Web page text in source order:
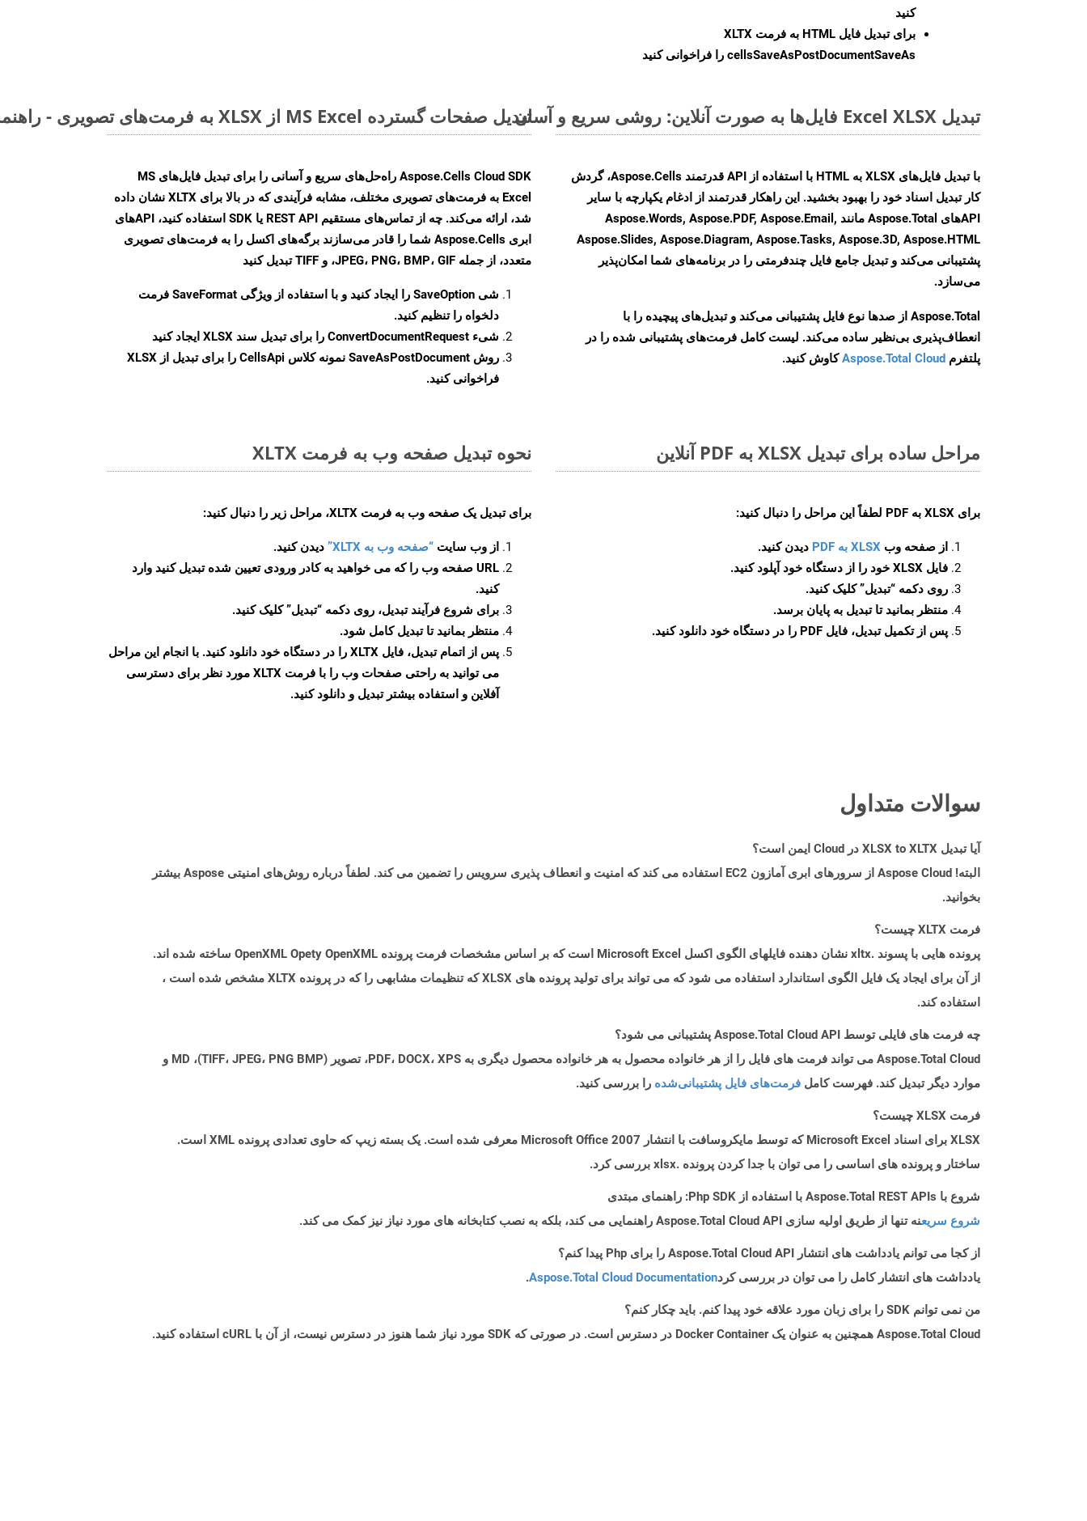
کنید
برای تبدیل فایل HTML به فرمت
XLTX
cellsSaveAsPostDocumentSaveAs را فراخوانی کنید
تبدیل Excel XLSX فایل‌ها به صورت آنلاین: روشی سریع و آسان
با تبدیل فایل‌های XLSX به HTML با استفاده از API قدرتمند Aspose.Cells، گردش
کار تبدیل اسناد خود را بهبود بخشید. این راهکار قدرتمند از ادغام یکپارچه با سایر
APIهای Aspose.Total مانند Aspose.Words, Aspose.PDF, Aspose.Email,
Aspose.Slides, Aspose.Diagram, Aspose.Tasks, Aspose.3D, Aspose.HTML
پشتیبانی می‌کند و تبدیل جامع فایل چندفرمتی را در برنامه‌های شما امکان‌پذیر
می‌سازد.
Aspose.Total از صدها نوع فایل پشتیبانی می‌کند و تبدیل‌های پیچیده را با
انعطاف‌پذیری بی‌نظیر ساده می‌کند. لیست کامل فرمت‌های پشتیبانی شده را در
پلتفرم Aspose.Total Cloudکاوش کنید.
تبدیل صفحات گسترده MS Excel از XLSX به فرمت‌های تصویری - راهنمای گام به گام
Aspose.Cells Cloud SDK راه‌حل‌های سریع و آسانی را برای تبدیل فایل‌های MS
Excel به فرمت‌های تصویری مختلف، مشابه فرآیندی که در بالا برای XLTX نشان داده
شد، ارائه می‌کند. چه از تماس‌های مستقیم REST API یا SDK استفاده کنید، APIهای
ابری Aspose.Cells شما را قادر می‌سازند برگه‌های اکسل را به فرمت‌های تصویری
متعدد، از جمله JPEG، PNG، BMP، GIF، و TIFF تبدیل کنید
شی SaveOption را ایجاد کنید و با استفاده از ویژگی SaveFormat فرمت
دلخواه را تنظیم کنید.
شیء ConvertDocumentRequest را برای تبدیل سند XLSX ایجاد کنید
روش SaveAsPostDocument
نمونه کلاس CellsApi را برای تبدیل از XLSX
فراخوانی کنید.
مراحل ساده برای تبدیل XLSX به PDF آنلاین
برای XLSX به PDF لطفاً این مراحل را دنبال کنید:
از صفحه وب XLSX به PDF
دیدن کنید.
فایل XLSX خود را از دستگاه خود آپلود کنید.
روی دکمه “تبدیل”کلیک کنید.
منتظر بمانید تا تبدیل به پایان برسد.
پس از تکمیل تبدیل، فایل PDF را در دستگاه خود دانلود کنید.
نحوه تبدیل صفحه وب به فرمت XLTX
برای تبدیل یک صفحه وب به فرمت XLTX، مراحل زیر را دنبال کنید:
از وب سایت “صفحه وب به XLTX”
دیدن کنید.
URL صفحه وب را که می خواهید به کادر ورودی تعیین شده تبدیل کنید وارد
کنید.
برای شروع فرآیند تبدیل، روی دکمه “تبدیل” کلیک کنید.
منتظر بمانید تا تبدیل کامل شود.
پس از اتمام تبدیل، فایل XLTX را در دستگاه خود دانلود کنید. با انجام این مراحل
می توانید به راحتی صفحات وب را با فرمت XLTX مورد نظر برای دسترسی
آفلاین و استفاده بیشتر تبدیل و دانلود کنید.
سوالات متداول
آیا تبدیل XLSX to XLTX در Cloud ایمن است؟
البته! Aspose Cloud از سرورهای ابری آمازون EC2 استفاده می کند که امنیت و انعطاف پذیری سرویس را تضمین می کند. لطفاً درباره روش‌های امنیتی Aspose بیشتر
بخوانید.
فرمت XLTX چیست؟
پرونده هایی با پسوند .xltx نشان دهنده فایلهای الگوی اکسل Microsoft Excel است که بر اساس مشخصات فرمت پرونده OpenXML Opety OpenXML ساخته شده اند.
از آن برای ایجاد یک فایل الگوی استاندارد استفاده می شود که می تواند برای تولید پرونده های XLSX که تنظیمات مشابهی را که در پرونده XLTX مشخص شده است ،
استفاده کند.
چه فرمت های فایلی توسط Aspose.Total Cloud API پشتیبانی می شود؟
Aspose.Total Cloud می تواند فرمت های فایل را از هر خانواده محصول به هر خانواده محصول دیگری به PDF، DOCX، XPS، تصویر (TIFF، JPEG، PNG BMP)، MD و
موارد دیگر تبدیل کند. فهرست کامل فرمت‌های فایل پشتیبانی‌شده را بررسی کنید.
فرمت XLSX چیست؟
XLSX برای اسناد Microsoft Excel که توسط مایکروسافت با انتشار Microsoft Office 2007 معرفی شده است. یک بسته زیپ که حاوی تعدادی پرونده XML است.
ساختار و پرونده های اساسی را می توان با جدا کردن پرونده .xlsx بررسی کرد.
شروع با Aspose.Total REST APIs با استفاده از Php SDK: راهنمای مبتدی
شروع سریعنه تنها از طریق اولیه سازی Aspose.Total Cloud API راهنمایی می کند، بلکه به نصب کتابخانه های مورد نیاز نیز کمک می کند.
از کجا می توانم یادداشت های انتشار Aspose.Total Cloud API را برای Php پیدا کنم؟
یادداشت های انتشار کامل را می توان در بررسی کردAspose.Total Cloud Documentation
.
من نمی توانم SDK را برای زبان مورد علاقه خود پیدا کنم. باید چکار کنم؟
Aspose.Total Cloud همچنین به عنوان یک Docker Container در دسترس است. در صورتی که SDK مورد نیاز شما هنوز در دسترس نیست، از آن با cURL استفاده کنید.